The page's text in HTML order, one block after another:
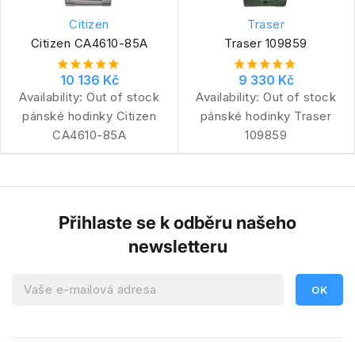
Citizen
Citizen CA4610-85A
10 136 Kč
Availability: Out of stock
pánské hodinky Citizen
CA4610-85A
Traser
Traser 109859
9 330 Kč
Availability: Out of stock
pánské hodinky Traser
109859
Přihlaste se k odběru našeho
newsletteru